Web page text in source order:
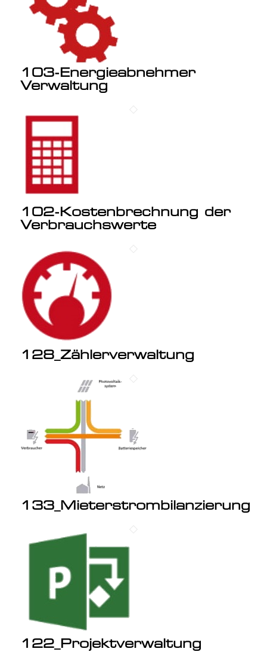
103-Energieabnehmer
Verwaltung
102-Kostenbrechnung der
Verbrauchswerte
128_Zählerverwaltung
133_Mieterstrombilanzierung
122_Projektverwaltung